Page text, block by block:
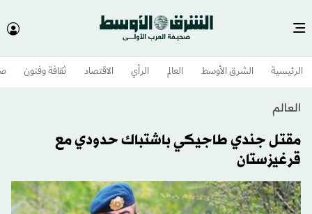
الرئيسية الشرق الأوسط​ العالم الرأي الاقتصاد ثقافة وفنون
العالم
مقتل جندي طاجيكي باشتباك حدودي مع
قرغيزستان